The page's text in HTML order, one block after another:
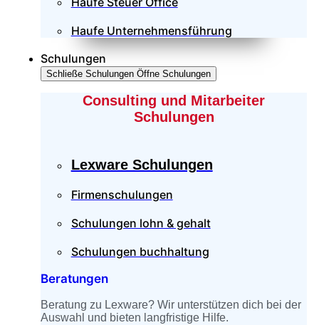
Haufe Unternehmensführung
Schulungen
Schließe Schulungen Öffne Schulungen
Consulting und Mitarbeiter
Schulungen
Lexware Schulungen
Firmenschulungen
Schulungen lohn & gehalt
Schulungen buchhaltung
Beratungen
Beratung zu Lexware? Wir unterstützen dich bei der
Auswahl und bieten langfristige Hilfe.